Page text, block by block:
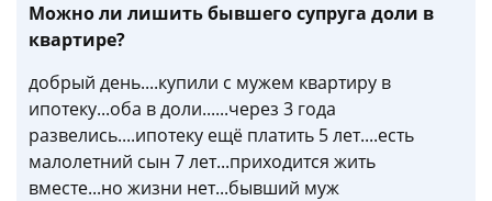
Можно ли лишить бывшего супруга доли в
квартире?
добрый день....купили с мужем квартиру в
ипотеку...оба в доли......через 3 года
развелись....ипотеку ещё платить 5 лет....есть
малолетний сын 7 лет...приходится жить
вместе...но жизни нет...бывший муж